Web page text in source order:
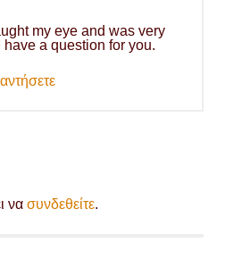
my eye and was very
a question for you.
να συνδεθείτε.